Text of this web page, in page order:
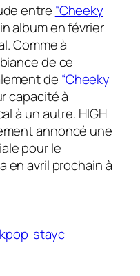
entre “Cheeky
album en février
Comme à
de ce
de “Cheeky
capacité à
à un autre. HIGH
annoncé une
pour le
en avril prochain à
kpop stayc